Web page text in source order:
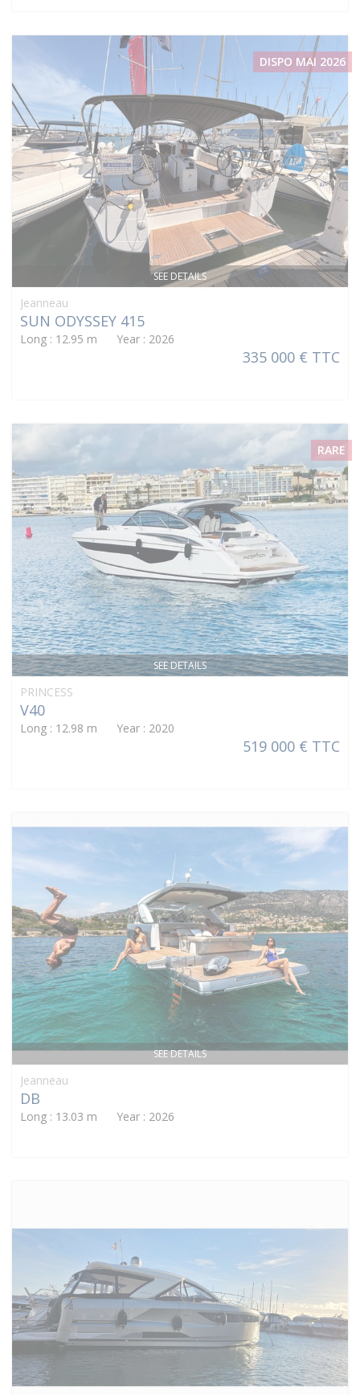
SEE DETAILS
DISPO MAI 2026
Jeanneau
SUN ODYSSEY 415
Long : 12.95 m Year : 2026
335 000 € TTC
SEE DETAILS
RARE
PRINCESS
V40
Long : 12.98 m Year : 2020
519 000 € TTC
SEE DETAILS
Jeanneau
DB
Long : 13.03 m Year : 2026